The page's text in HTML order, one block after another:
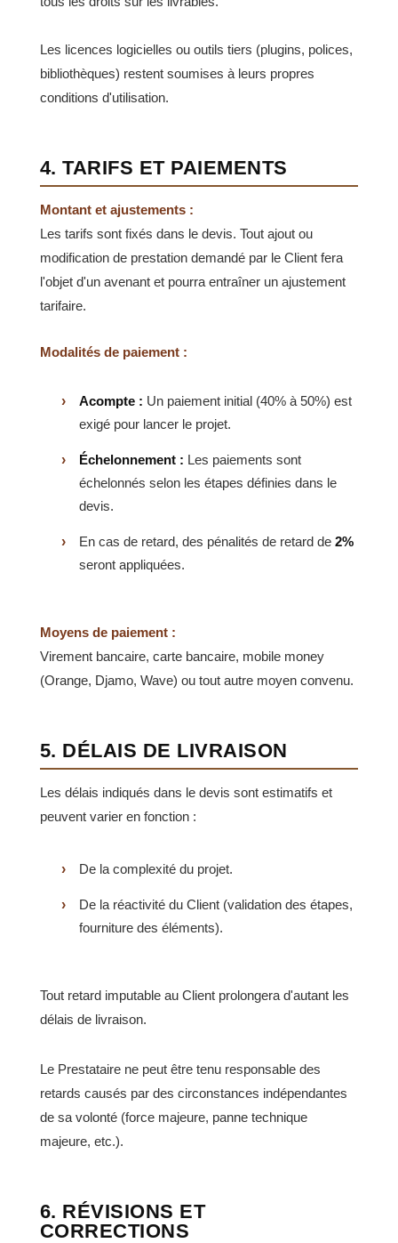
Les licences logicielles ou outils tiers (plugins, polices,
bibliothèques) restent soumises à leurs propres
conditions d'utilisation.
4. TARIFS ET PAIEMENTS
Montant et ajustements :
Les tarifs sont fixés dans le devis. Tout ajout ou
modification de prestation demandé par le Client fera
l'objet d'un avenant et pourra entraîner un ajustement
tarifaire.
Modalités de paiement :
Acompte : Un paiement initial (40% à 50%) est
exigé pour lancer le projet.
Échelonnement : Les paiements sont
échelonnés selon les étapes définies dans le
devis.
En cas de retard, des pénalités de retard de 2%
seront appliquées.
Moyens de paiement :
Virement bancaire, carte bancaire, mobile money
(Orange, Djamo, Wave) ou tout autre moyen convenu.
5. DÉLAIS DE LIVRAISON
Les délais indiqués dans le devis sont estimatifs et
peuvent varier en fonction :
De la complexité du projet.
De la réactivité du Client (validation des étapes,
fourniture des éléments).
Tout retard imputable au Client prolongera d'autant les
délais de livraison.
Le Prestataire ne peut être tenu responsable des
retards causés par des circonstances indépendantes
de sa volonté (force majeure, panne technique
majeure, etc.).
6. RÉVISIONS ET
CORRECTIONS